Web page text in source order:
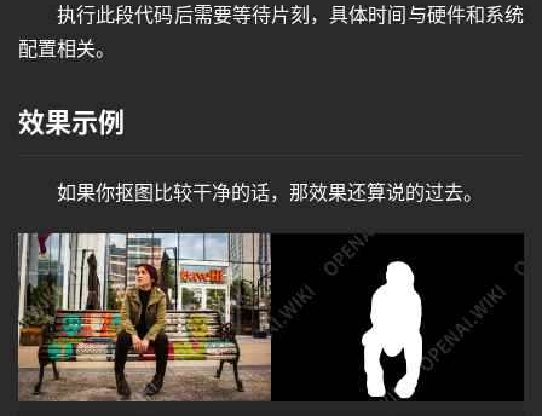
资
源
问
答
免
费
执行此段代码后需要等待片刻，具体时间与硬件和系统
配置相关。
效果示例
如果你抠图比较干净的话，那效果还算说的过去。